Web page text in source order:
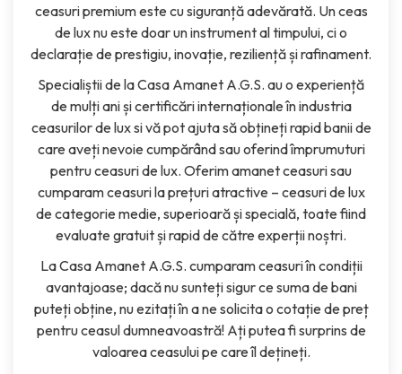
ceasuri premium este cu siguranță adevărată. Un ceas
de lux nu este doar un instrument al timpului, ci o
declarație de prestigiu, inovație, reziliență și rafinament.
Specialiștii de la Casa Amanet A.G.S. au o experiență
de mulți ani și certificări internaționale în industria
ceasurilor de lux si vă pot ajuta să obțineți rapid banii de
care aveți nevoie cumpărând sau oferind împrumuturi
pentru ceasuri de lux. Oferim amanet ceasuri sau
cumparam ceasuri la prețuri atractive – ceasuri de lux
de categorie medie, superioară și specială, toate fiind
evaluate gratuit și rapid de către experții noștri.
La Casa Amanet A.G.S. cumparam ceasuri în condiții
avantajoase; dacă nu sunteți sigur ce suma de bani
puteți obține, nu ezitați în a ne solicita o cotație de preț
pentru ceasul dumneavoastră! Ați putea fi surprins de
valoarea ceasului pe care îl dețineți.